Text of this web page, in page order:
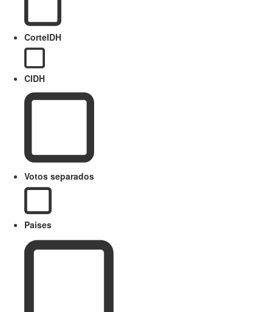
CorteIDH
CIDH
Votos separados
Paises